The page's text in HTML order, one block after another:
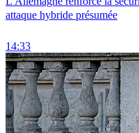
attaque hybride présumée
14:33